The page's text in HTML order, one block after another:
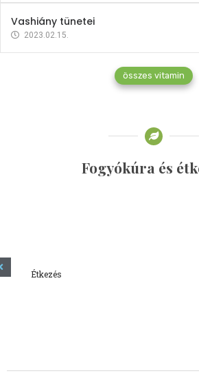
Vashiány tünetei
2023.02.15.
összes vitamin
Fogyókúra és
Étkezés